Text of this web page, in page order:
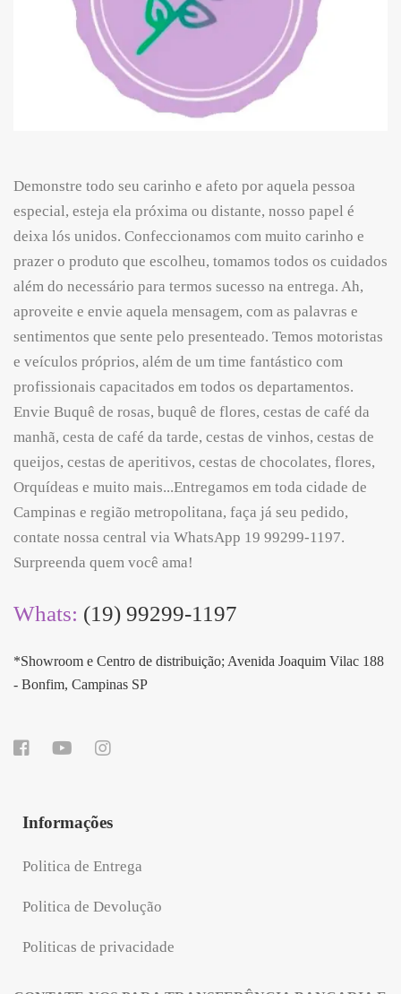
Demonstre todo seu carinho e afeto por aquela pessoa
especial, esteja ela próxima ou distante, nosso papel é
deixa lós unidos. Confeccionamos com muito carinho e
prazer o produto que escolheu, tomamos todos os cuidados
além do necessário para termos sucesso na entrega. Ah,
aproveite e envie aquela mensagem, com as palavras e
sentimentos que sente pelo presenteado. Temos motoristas
e veículos próprios, além de um time fantástico com
profissionais capacitados em todos os departamentos.
Envie Buquê de rosas, buquê de flores, cestas de café da
manhã, cesta de café da tarde, cestas de vinhos, cestas de
queijos, cestas de aperitivos, cestas de chocolates, flores,
Orquídeas e muito mais...Entregamos em toda cidade de
Campinas e região metropolitana, faça já seu pedido,
contate nossa central via WhatsApp 19 99299-1197.
Surpreenda quem você ama!
Whats: (19) 99299-1197
*Showroom e Centro de distribuição; Avenida Joaquim Vilac 188
- Bonfim, Campinas SP
Informações
Politica de Entrega
Politica de Devolução
Politicas de privacidade